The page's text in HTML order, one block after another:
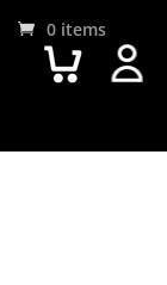
0 items